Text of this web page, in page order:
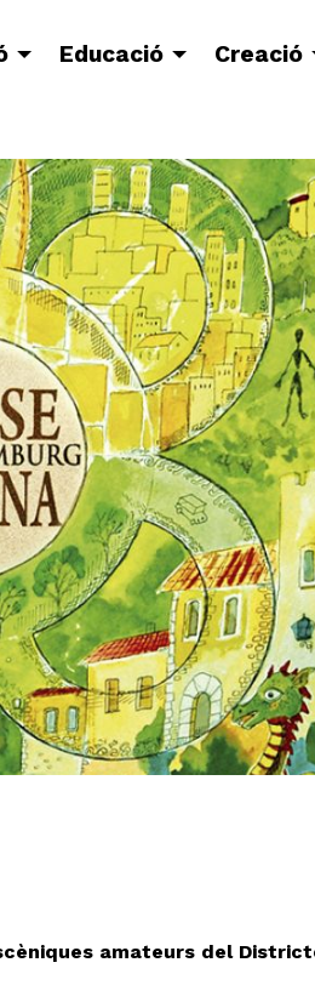
Educació Creació
amateurs del